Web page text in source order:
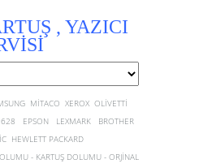
, YAZICI
MİTACO XEROX OLİVETTİ
EPSON LEXMARK BROTHER
HEWLETT PACKARD
- KARTUŞ DOLUMU - ORJİNAL